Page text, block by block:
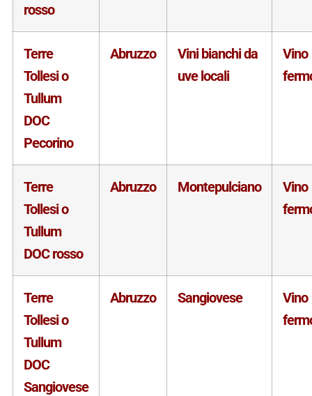
rosso
Terre
Tollesi o
Tullum
DOC
Pecorino
Abruzzo
Vini bianchi da
uve locali
Vino
Terre
Tollesi o
Tullum
DOC rosso
Abruzzo Montepulciano
Vino
Terre
Tollesi o
Tullum
DOC
Sangiovese
Abruzzo Sangiovese
Vino